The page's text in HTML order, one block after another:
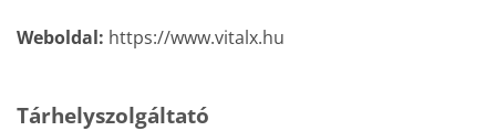
Weboldal: https://www.vitalx.hu
Tárhelyszolgáltató